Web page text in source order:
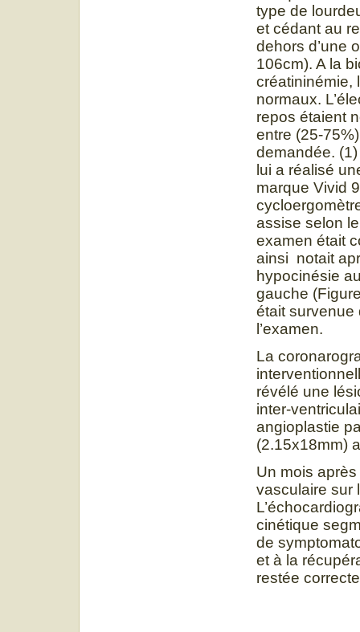
type de
et cédant au
dehors d’une
106cm). A la
créatininémie,
normaux.
repos étaient
entre (25-
demandée.
lui a réalisé
marque Vivid
assise selon
examen était
ainsi notait
hypocinésie
gauche
était survenue
l’examen.
La
révélé une
inter-
angioplastie
(2.15x18mm)
Un mois
vasculaire sur
cinétique
de
et à la
restée